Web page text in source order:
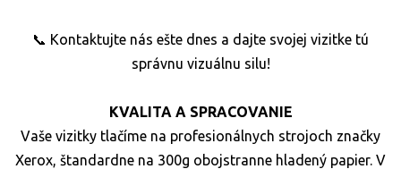
📞 Kontaktujte nás ešte dnes a dajte svojej vizitke tú
správnu vizuálnu silu!
KVALITA A SPRACOVANIE
Vaše vizitky tlačíme na profesionálnych strojoch značky
Xerox, štandardne na 300g obojstranne hladený papier. V